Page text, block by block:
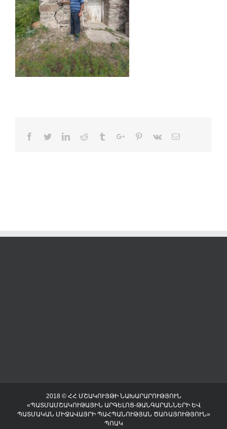
Facebook
TwitterLinkedinReddit TumblrGoogle+Pinterest
Vk Email
2018 © ՀՀ ՄՇԱԿՈՒՅԹԻ ՆԱԽԱՐԱՐՈՒԹՅՈՒՆ
«ՊԱՏՄԱՄՇԱԿՈՒԹԱՅԻՆ ԱՐԳԵԼՈՑ-ԹԱՆԳԱՐԱՆՆԵՐԻ ԵՎ
ՊԱՏՄԱԿԱՆ ՄԻՋԱՎԱՅՐԻ ՊԱՀՊԱՆՈՒԹՅԱՆ ԾԱՌԱՅՈՒԹՅՈՒՆ»
ՊՈԱԿ